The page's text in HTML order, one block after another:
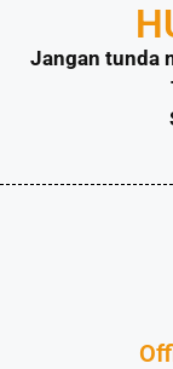
Jangan tunda